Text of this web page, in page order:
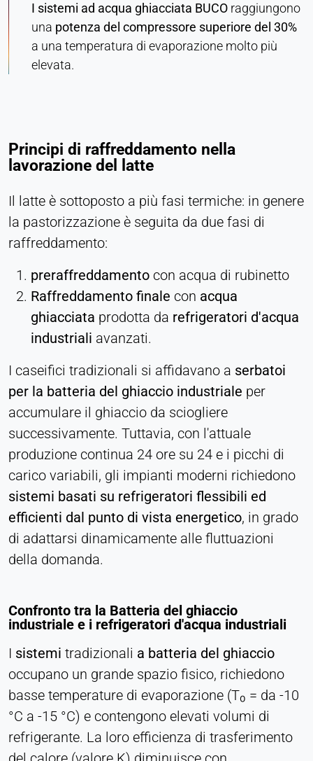
I sistemi ad acqua ghiacciata BUCO raggiungono
una potenza del compressore superiore del 30%
a una temperatura di evaporazione molto più
elevata.
Principi di raffreddamento nella
lavorazione del latte
Il latte è sottoposto a più fasi termiche: in genere
la pastorizzazione è seguita da due fasi di
raffreddamento:
preraffreddamento con acqua di rubinetto
Raffreddamento finale con acqua
ghiacciata prodotta da refrigeratori d'acqua
industriali avanzati.
I caseifici tradizionali si affidavano a serbatoi
per la batteria del ghiaccio industriale per
accumulare il ghiaccio da sciogliere
successivamente. Tuttavia, con l'attuale
produzione continua 24 ore su 24 e i picchi di
carico variabili, gli impianti moderni richiedono
sistemi basati su refrigeratori flessibili ed
efficienti dal punto di vista energetico, in grado
di adattarsi dinamicamente alle fluttuazioni
della domanda.
Confronto tra la Batteria del ghiaccio
industriale e i refrigeratori d'acqua industriali
I sistemi tradizionali a batteria del ghiaccio
occupano un grande spazio fisico, richiedono
basse temperature di evaporazione (T₀ = da -10
°C a -15 °C) e contengono elevati volumi di
refrigerante. La loro efficienza di trasferimento
snowplowOutQueue_#_post2,
snowplowOutQueue_#_post2.expires
Provider:
Leadinfo B.V.
Persistente
Name:
hjSession#, hjSessionUser#,
_hjAbsoluteSessionInProgress
Provider:
Purpose:
Analisi del comportamento degli utenti
Sessione - 1 anno
MEDIA ESTERNI
Consente di visualizzare contenuti di terze parti,
come ad esempio i video. In caso di attivazione, i
dati tecnici possono essere trasferiti al fornitore.
Vimeo
Name:
vuid, player
Purpose:
Sessione - 2 anni